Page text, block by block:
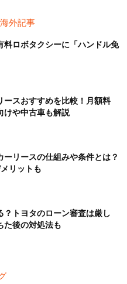
海外記事
料ロボタクシーに「ハンドル免
ースおすすめを比較！月額料
けや中古車も解説
ーリースの仕組みや条件とは？
リットも
？トヨタのローン審査は厳し
た後の対処法も